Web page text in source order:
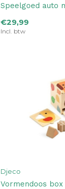
Speelgoed auto
€29,99
Incl. btw
Djeco
Vormendoos box